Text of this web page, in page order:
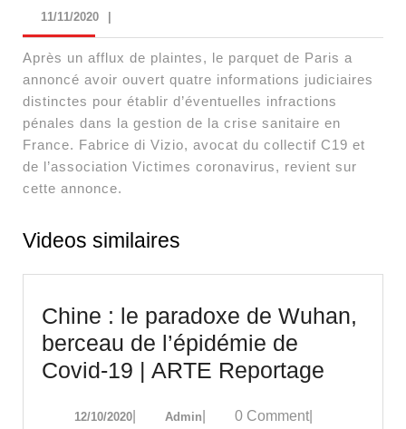
11/11/202011/11/2020
Après un afflux de plaintes, le parquet de Paris a
annoncé avoir ouvert quatre informations judiciaires
distinctes pour établir d’éventuelles infractions
pénales dans la gestion de la crise sanitaire en
France. Fabrice di Vizio, avocat du collectif C19 et
de l’association Victimes coronavirus, revient sur
cette annonce.
Videos similaires
Chine : le paradoxe de Wuhan,
berceau de l’épidémie de
Covid-19 | ARTE Reportage
12/10/202012/10/2020
AdminAdmin0 Comment